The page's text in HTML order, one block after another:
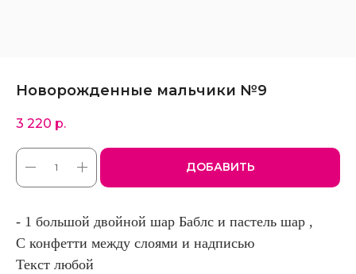
Новорожденные мальчики №9
3 220 р.
ДОБАВИТЬ
- 1 большой двойной шар Баблс и пастель шар ,
С конфетти между слоями и надписью
Текст любой